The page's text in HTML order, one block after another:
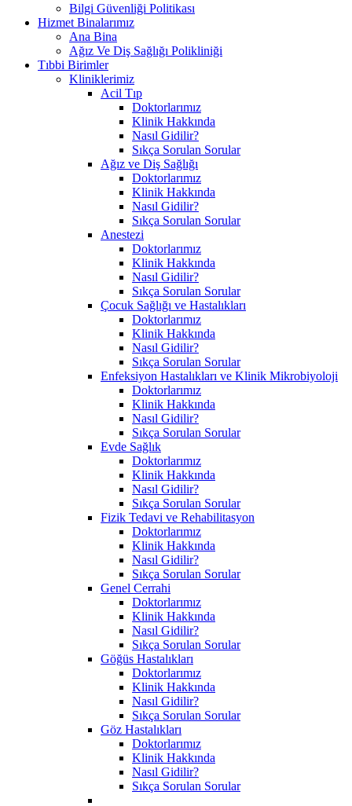
Bilgi Güvenliği Politikası
Hizmet Binalarımız
Ana Bina
Ağız Ve Diş Sağlığı Polikliniği
Tıbbi Birimler
Kliniklerimiz
Acil Tıp
Doktorlarımız
Klinik Hakkında
Nasıl Gidilir?
Sıkça Sorulan Sorular
Ağız ve Diş Sağlığı
Doktorlarımız
Klinik Hakkında
Nasıl Gidilir?
Sıkça Sorulan Sorular
Anestezi
Doktorlarımız
Klinik Hakkında
Nasıl Gidilir?
Sıkça Sorulan Sorular
Çocuk Sağlığı ve Hastalıkları
Doktorlarımız
Klinik Hakkında
Nasıl Gidilir?
Sıkça Sorulan Sorular
Enfeksiyon Hastalıkları ve Klinik Mikrobiyoloji
Doktorlarımız
Klinik Hakkında
Nasıl Gidilir?
Sıkça Sorulan Sorular
Evde Sağlık
Doktorlarımız
Klinik Hakkında
Nasıl Gidilir?
Sıkça Sorulan Sorular
Fizik Tedavi ve Rehabilitasyon
Doktorlarımız
Klinik Hakkında
Nasıl Gidilir?
Sıkça Sorulan Sorular
Genel Cerrahi
Doktorlarımız
Klinik Hakkında
Nasıl Gidilir?
Sıkça Sorulan Sorular
Göğüs Hastalıkları
Doktorlarımız
Klinik Hakkında
Nasıl Gidilir?
Sıkça Sorulan Sorular
Göz Hastalıkları
Doktorlarımız
Klinik Hakkında
Nasıl Gidilir?
Sıkça Sorulan Sorular